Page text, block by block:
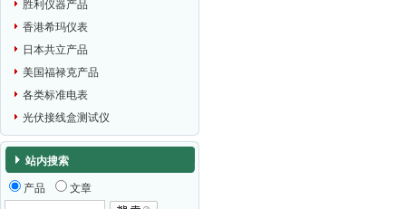
胜利仪器产品
香港希玛仪表
日本共立产品
美国福禄克产品
各类标准电表
光伏接线盒测试仪
站内搜索
产品 文章